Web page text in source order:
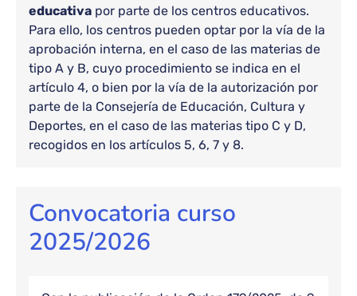
educativa por parte de los centros educativos.
Para ello, los centros pueden optar por la vía de la
aprobación interna, en el caso de las materias de
tipo A y B, cuyo procedimiento se indica en el
artículo 4, o bien por la vía de la autorización por
parte de la Consejería de Educación, Cultura y
Deportes, en el caso de las materias tipo C y D,
recogidos en los artículos 5, 6, 7 y 8.
Convocatoria curso
2025/2026